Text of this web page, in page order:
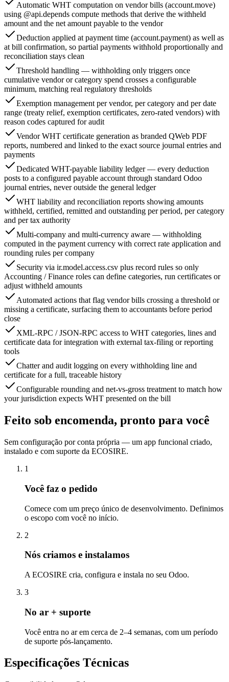
Automatic WHT computation on vendor bills (account.move)
using @api.depends compute methods that derive the withheld
amount and the net amount payable to the vendor
Deduction applied at payment time (account.payment) as well as
at bill confirmation, so partial payments withhold proportionally and
reconciliation stays clean
Threshold handling — withholding only triggers once
cumulative vendor or category spend crosses a configurable
minimum, matching real regulatory thresholds
Exemption management per vendor, per category and per date
range (treaty relief, exemption certificates, zero-rated vendors) with
reason codes captured for audit
Vendor WHT certificate generation as branded QWeb PDF
reports, numbered and linked to the exact source journal entries and
payments
Dedicated WHT-payable liability ledger — every deduction
posts to a configured payable account through standard Odoo
journal entries, never outside the general ledger
WHT liability and reconciliation reports showing amounts
withheld, certified, remitted and outstanding per period, per category
and per tax authority
Multi-company and multi-currency aware — withholding
computed in the payment currency with correct rate application and
rounding rules per company
Security via ir.model.access.csv plus record rules so only
Accounting / Finance roles can define categories, run certificates or
adjust withheld amounts
Automated actions that flag vendor bills crossing a threshold or
missing a certificate, surfacing them to accountants before period
close
XML-RPC / JSON-RPC access to WHT categories, lines and
certificate data for integration with external tax-filing or reporting
tools
Chatter and audit logging on every withholding line and
certificate for a full, traceable history
Configurable rounding and net-vs-gross treatment to match how
your jurisdiction expects WHT presented on the bill
Feito sob encomenda, pronto para você
Sem configuração por conta própria — um app funcional criado,
instalado e com suporte da ECOSIRE.
1
Você faz o pedido
Comece com um preço único de desenvolvimento. Definimos
o escopo com você no início.
2
Nós criamos e instalamos
A ECOSIRE cria, configura e instala no seu Odoo.
3
No ar + suporte
Você entra no ar em cerca de 2–4 semanas, com um período
de suporte pós-lançamento.
Especificações Técnicas